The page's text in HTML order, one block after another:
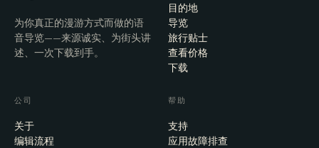
为你真正的漫游方式而做的语
音导览——来源诚实、为街头讲
述、一次下载到手。
目的地
导览
旅行贴士
查看价格
下载
公司
关于
编辑流程
帮助
支持
应用故障排查